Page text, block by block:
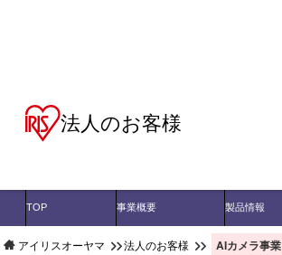
法人のお客様
TOP 事業概要 製品情報
アイリスオーヤマ 法人のお客様 AIカメラ事業